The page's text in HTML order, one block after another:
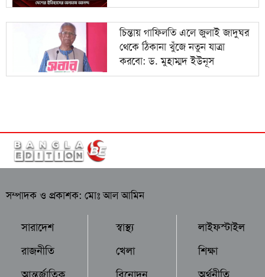
চিন্তায় গাফিলতি এলে জুলাই জাদুঘর
থেকে ঠিকানা খুঁজে নতুন যাত্রা
করবো: ড. মুহাম্মদ ইউনূস
সম্পাদক ও প্রকাশক: মোঃ আল আমিন
সারাদেশ
রাজনীতি
স্বাস্থ্য
খেলা
লাইফস্টাইল
শিক্ষা